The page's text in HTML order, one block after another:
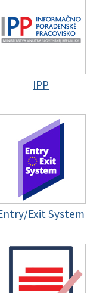
IPP
Exit System